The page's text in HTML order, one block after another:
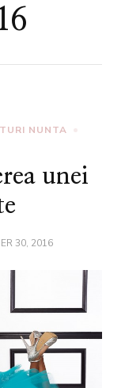
NUNTA
unei
30, 2016